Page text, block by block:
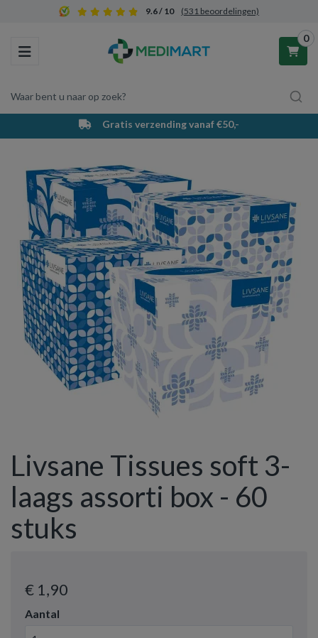
9.6 / 10 (531 beoordelingen)
Toggle navigation
Waar bent u naar op zoek?
0
Winkelwagen
Uw winkelwagen is leeg.
Vul hem met producten.
Gratis verzending vanaf €50,-
Livsane Tissues soft 3-
laags assorti box - 60
stuks
€ 1,90
Aantal